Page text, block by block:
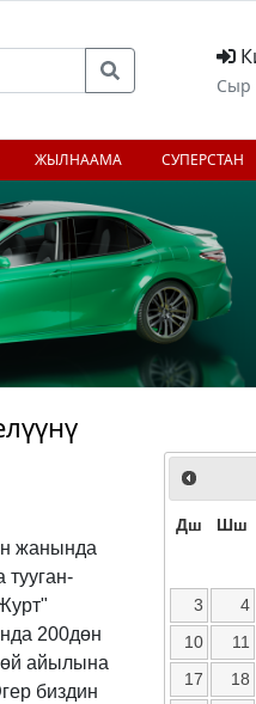
Сыр
ЖЫЛНААМА СУПЕРСТАН
жанында
200дөн
айылына
биздин
Дш Шш
3
4
10
11
17
18